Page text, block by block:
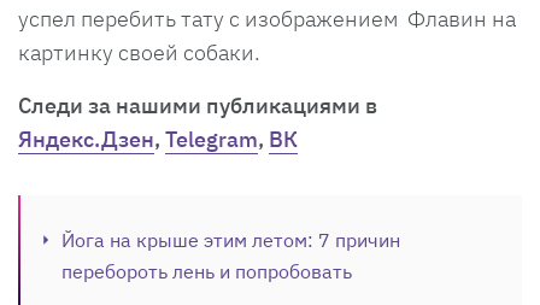
успел перебить тату с изображением Флавин на
картинку своей собаки.
Cледи за нашими публикациями в
Яндекс.Дзен, Telegram, ВК
Йога на крыше этим летом: 7 причин
перебороть лень и попробовать